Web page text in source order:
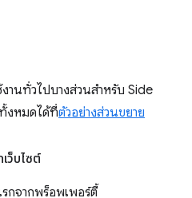
านทั่วไปบางส่วนสำหรับ Side
งหมดได้ที่ตัวอย่างส่วนขยาย
ว็บไซต์
กจากพร็อพเพอร์ตี้